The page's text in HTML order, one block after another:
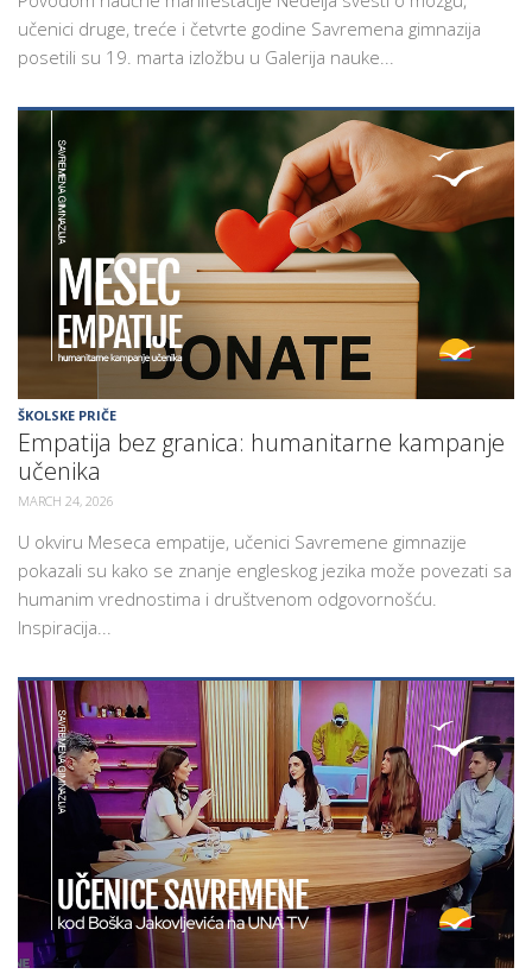
učenici druge, treće i četvrte godine Savremena gimnazija
posetili su 19. marta izložbu u Galerija nauke...
ŠKOLSKE PRIČE
Empatija bez granica: humanitarne kampanje
učenika
MARCH 24, 2026
U okviru Meseca empatije, učenici Savremene gimnazije
pokazali su kako se znanje engleskog jezika može povezati sa
humanim vrednostima i društvenom odgovornošću.
Inspiracija...